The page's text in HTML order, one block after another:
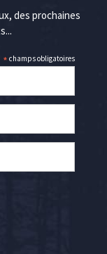
des prochaines
* champs obligatoires